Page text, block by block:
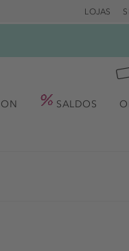
LOJAS
SALDOS